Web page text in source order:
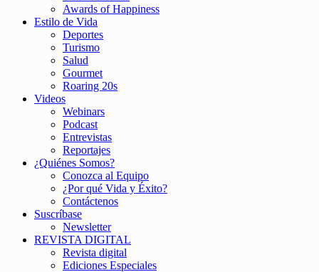
Awards of Happiness
Estilo de Vida
Deportes
Turismo
Salud
Gourmet
Roaring 20s
Videos
Webinars
Podcast
Entrevistas
Reportajes
¿Quiénes Somos?
Conozca al Equipo
¿Por qué Vida y Éxito?
Contáctenos
Suscríbase
Newsletter
REVISTA DIGITAL
Revista digital
Ediciones Especiales